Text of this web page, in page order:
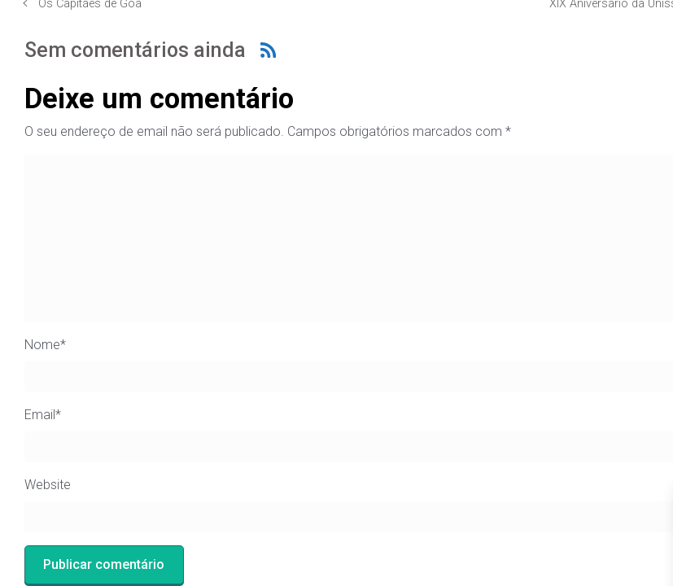
Os Capitães de Goa XIX Aniversário da
Sem comentários ainda
Deixe um comentário
O seu endereço de email não será publicado. Campos obrigatórios marcados com *
Nome*
Email*
Website